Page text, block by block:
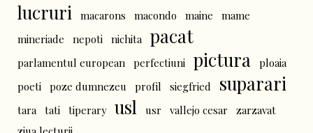
lucruri macarons macondo maine
mame
mineriade
nepoti nichita pacat
parlamentul european perfectiuni pictura ploaia
poeti poze dumnezeu profil siegfried suparari
tara tati tiperary usl usr vallejo cesar
zarzavat